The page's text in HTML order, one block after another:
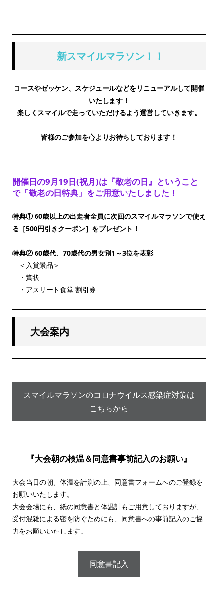
新スマイルマラソン！！
コースやゼッケン、スケジュールなどをリニューアルして開催
いたします！
楽しくスマイルで走っていただけるよう運営していきます。
皆様のご参加を心よりお待ちしております！
開催日の9月19日(祝月)は『敬老の日』ということ
で「敬老の日特典」をご用意いたしました！
特典① 60歳以上の出走者全員に次回のスマイルマラソンで使え
る［500円引きクーポン］をプレゼント！
特典② 60歳代、70歳代の男女別1～3位を表彰
＜入賞景品＞
・賞状
・アスリート食堂 割引券
大会案内
スマイルマラソンのコロナウイルス感染症対策は
こちらから
『大会朝の検温＆同意書事前記入のお願い』
大会当日の朝、体温を計測の上、同意書フォームへのご登録を
お願いいたします。
大会会場にも、紙の同意書と体温計もご用意しておりますが、
受付混雑による密を防ぐためにも、同意書への事前記入のご協
力をお願いいたします。
同意書記入